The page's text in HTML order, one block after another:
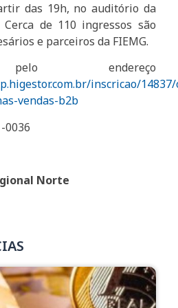
das 19h, no auditório da
de 110 ingressos são
e parceiros da FIEMG.
pelo endereço
inscricao/
vendas-b2b
0036
Norte